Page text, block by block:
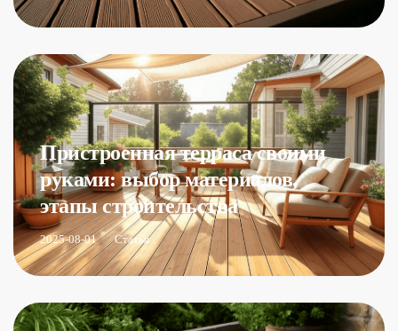
Пристроенная терраса своими
руками: выбор материалов,
этапы строительства
2025-08-01 Статья